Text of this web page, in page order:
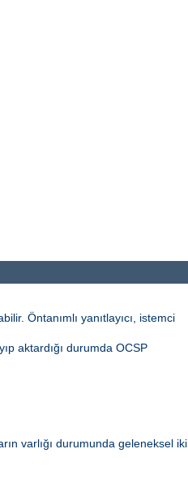
Öntanımlı yanıtlayıcı, istemci
aktardığı durumda OCSP
varlığı durumunda geleneksel iki